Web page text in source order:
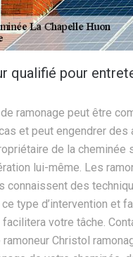
qualifié pour
ramonage peut être
et peut engendrer des
de la cheminée
lui-même. Les
connaissent des
type d’intervention et
votre tâche.
Christol